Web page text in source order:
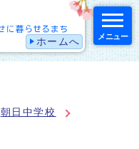
ホームへ メニュー
朝日中学校